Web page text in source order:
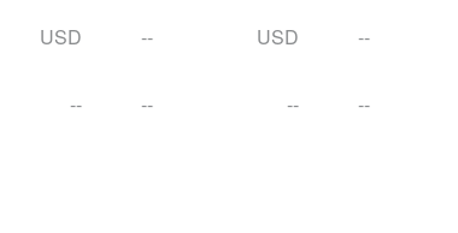
USD -- USD --
-- -- -- --